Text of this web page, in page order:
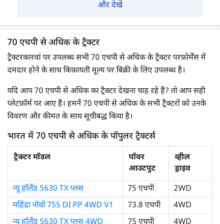
और देखें
70 एचपी से अधिक के ट्रैक्टर
ट्रैक्टरकारवां पर उपलब्ध सभी 70 एचपी से अधिक के ट्रैक्टर परफ़ोर्मेंस में
दमदार होने के साथ किफ़ायती मूल्य पर बिक्री के लिए उपलब्ध है।
यदि आप 70 एचपी से अधिक का ट्रैक्टर देखना चाह रहे हैं? तो आप सही
प्लेटफ़ॉर्म पर आए हैं। हमनें 70 एचपी से अधिक के सभी ट्रैक्टरों को उनके
विवरण और कीमत के साथ सूचीबद्ध किया है।
भारत में 70 एचपी से अधिक के पॉपुलर ट्रैक्टर्स
ट्रैक्टर मॉडल
पॉवर
आउटपुट
व्हील
ड्राइव
न्यू हॉलैंड 5630 TX प्लस
75 एचपी
2WD
महिंद्रा नोवो 755 DI PP 4WD V1
73.8 एचपी
4WD